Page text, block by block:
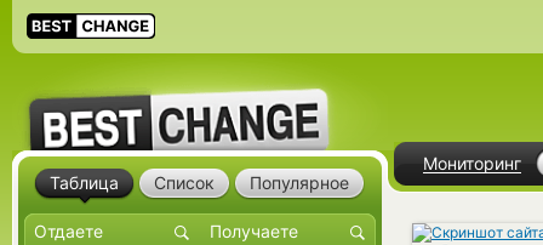
Мониторинг
Таблица Список Популярное